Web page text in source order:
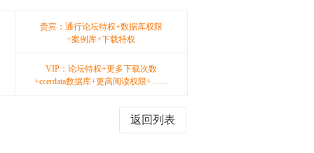
贵宾：通行论坛特权+数据库权限
+案例库+下载特权
VIP：论坛特权+更多下载次数
+ccerdata数据库+更高阅读权限+……
返回列表